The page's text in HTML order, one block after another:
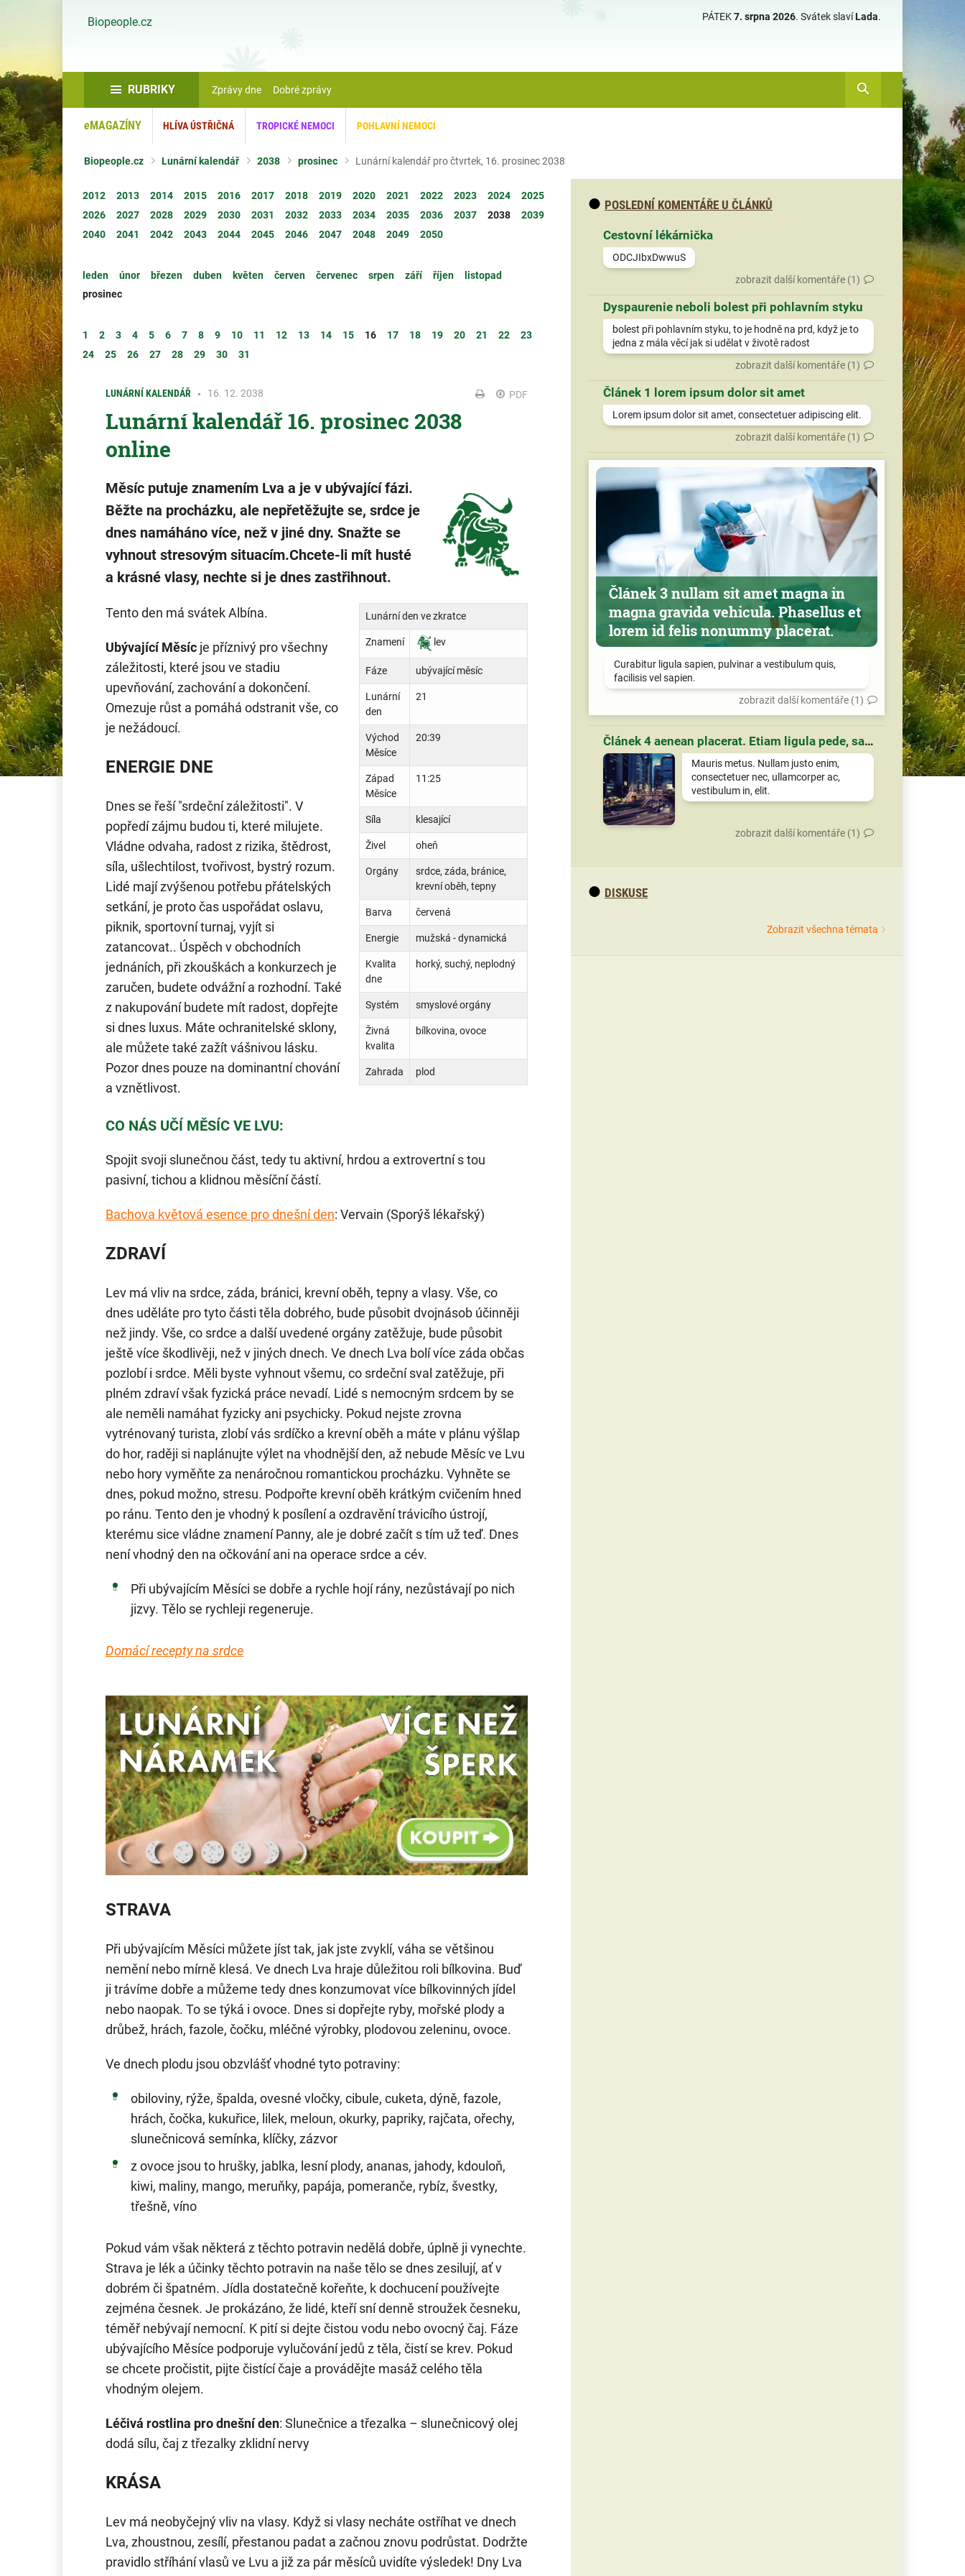
Biopeople.cz PÁTEK7. srpna 2026. Svátek slavíLada.
RUBRIKY Zprávy dne Dobré zprávy
eMAGAZÍNY HLÍVA ÚSTŘIČNÁ TROPICKÉ NEMOCI POHLAVNÍ NEMOCI
Biopeople.cz Lunární kalendář 2038 prosinec Lunární kalendář pro čtvrtek, 16. prosinec 2038
2012 2013 2014 2015 2016 2017 2018 2019 2020 2021 2022 2023 2024
2025
2026
2027 2028 2029 2030 2031 2032 2033 2034 2035 2036 2037 2038
2039
2040
2041 2042 2043 2044 2045 2046 2047 2048 2049 2050
leden únor březen duben květen červen červenec srpen září říjen
listopad
prosinec
1 2 3 4 5 6 7 8 9 10 11 12 13 14 15 16 17 18 19 20 21 22
23
24
25 26 27 28 29 30 31
LUNÁRNÍ KALENDÁŘ 16. 12. 2038 PDF
Lunární kalendář 16. prosinec 2038
online
Měsíc putuje znamením Lva a je v ubývající fázi.
Běžte na procházku, ale nepřetěžujte se, srdce je
dnes namáháno více, než v jiné dny. Snažte se
vyhnout stresovým situacím.Chcete-li mít husté
a krásné vlasy, nechte si je dnes zastřihnout.
Tento den má svátek Albína. Lunární den ve zkratce
Znamení lev
Fáze ubývající měsíc
Lunární
den
21
Východ
Měsíce
20:39
Západ
Měsíce
11:25
Síla klesající
Živel oheň
Orgány
srdce, záda, bránice,
krevní oběh, tepny
Barva červená
Energie mužská - dynamická
Kvalita
dne
horký, suchý, neplodný
Systém smyslové orgány
Živná
kvalita
bílkovina, ovoce
Zahrada plod
Ubývající Měsíc je příznivý pro všechny
záležitosti, které jsou ve stadiu
upevňování, zachování a dokončení.
Omezuje růst a pomáhá odstranit vše, co
je nežádoucí.
ENERGIE DNE
Dnes se řeší "srdeční záležitosti". V
popředí zájmu budou ti, které milujete.
Vládne odvaha, radost z rizika, štědrost,
síla, ušlechtilost, tvořivost, bystrý rozum.
Lidé mají zvýšenou potřebu přátelských
setkání, je proto čas uspořádat oslavu,
piknik, sportovní turnaj, vyjít si
zatancovat.. Úspěch v obchodních
jednáních, při zkouškách a konkurzech je
zaručen, budete odvážní a rozhodní. Také
z nakupování budete mít radost, dopřejte
si dnes luxus. Máte ochranitelské sklony,
ale můžete také zažít vášnivou lásku.
Pozor dnes pouze na dominantní chování
a vznětlivost.
CO NÁS UČÍ MĚSÍC VE LVU:
Spojit svoji slunečnou část, tedy tu aktivní, hrdou a extrovertní s tou
pasivní, tichou a klidnou měsíční částí.
Bachova květová esence pro dnešní den: Vervain (Sporýš lékařský)
ZDRAVÍ
Lev má vliv na srdce, záda, bránici, krevní oběh, tepny a vlasy. Vše, co
dnes uděláte pro tyto části těla dobrého, bude působit dvojnásob účinněji
než jindy. Vše, co srdce a další uvedené orgány zatěžuje, bude působit
ještě více škodlivěji, než v jiných dnech. Ve dnech Lva bolí více záda občas
pozlobí i srdce. Měli byste vyhnout všemu, co srdeční sval zatěžuje, při
plném zdraví však fyzická práce nevadí. Lidé s nemocným srdcem by se
ale neměli namáhat fyzicky ani psychicky. Pokud nejste zrovna
vytrénovaný turista, zlobí vás srdíčko a krevní oběh a máte v plánu výšlap
do hor, raději si naplánujte výlet na vhodnější den, až nebude Měsíc ve Lvu
nebo hory vyměňte za nenáročnou romantickou procházku. Vyhněte se
dnes, pokud možno, stresu. Podpořte krevní oběh krátkým cvičením hned
po ránu. Tento den je vhodný k posílení a ozdravění trávicího ústrojí,
kterému sice vládne znamení Panny, ale je dobré začít s tím už teď. Dnes
není vhodný den na očkování ani na operace srdce a cév.
Při ubývajícím Měsíci se dobře a rychle hojí rány, nezůstávají po nich
jizvy. Tělo se rychleji regeneruje.
Domácí recepty na srdce
STRAVA
Při ubývajícím Měsíci můžete jíst tak, jak jste zvyklí, váha se většinou
nemění nebo mírně klesá. Ve dnech Lva hraje důležitou roli bílkovina. Buď
ji trávíme dobře a můžeme tedy dnes konzumovat více bílkovinných jídel
nebo naopak. To se týká i ovoce. Dnes si dopřejte ryby, mořské plody a
drůbež, hrách, fazole, čočku, mléčné výrobky, plodovou zeleninu, ovoce.
Ve dnech plodu jsou obzvlášť vhodné tyto potraviny:
obiloviny, rýže, špalda, ovesné vločky, cibule, cuketa, dýně, fazole,
hrách, čočka, kukuřice, lilek, meloun, okurky, papriky, rajčata, ořechy,
slunečnicová semínka, klíčky, zázvor
z ovoce jsou to hrušky, jablka, lesní plody, ananas, jahody, kdouloň,
kiwi, maliny, mango, meruňky, papája, pomeranče, rybíz, švestky,
třešně, víno
Pokud vám však některá z těchto potravin nedělá dobře, úplně ji vynechte.
Strava je lék a účinky těchto potravin na naše tělo se dnes zesilují, ať v
dobrém či špatném. Jídla dostatečně kořeňte, k dochucení používejte
zejména česnek. Je prokázáno, že lidé, kteří sní denně stroužek česneku,
téměř nebývají nemocní. K pití si dejte čistou vodu nebo ovocný čaj. Fáze
ubývajícího Měsíce podporuje vylučování jedů z těla, čistí se krev. Pokud
se chcete pročistit, pijte čistící čaje a provádějte masáž celého těla
vhodným olejem.
Léčivá rostlina pro dnešní den: Slunečnice a třezalka – slunečnicový olej
dodá sílu, čaj z třezalky zklidní nervy
KRÁSA
Lev má neobyčejný vliv na vlasy. Když si vlasy necháte ostříhat ve dnech
Lva, zhoustnou, zesílí, přestanou padat a začnou znovu podrůstat. Dodržte
pravidlo stříhání vlasů ve Lvu a již za pár měsíců uvidíte výsledek! Dny Lva
POSLEDNÍ KOMENTÁŘE U ČLÁNKŮ
Cestovní lékárnička
ODCJIbxDwwuS
zobrazit další komentáře (1)
Dyspaurenie neboli bolest při pohlavním styku
bolest při pohlavním styku, to je hodně na prd, když je to
jedna z mála věcí jak si udělat v životě radost
zobrazit další komentáře (1)
Článek 1 lorem ipsum dolor sit amet
Lorem ipsum dolor sit amet, consectetuer adipiscing elit.
zobrazit další komentáře (1)
Článek 3 nullam sit amet magna in
magna gravida vehicula. Phasellus et
lorem id felis nonummy placerat.
Curabitur ligula sapien, pulvinar a vestibulum quis,
facilisis vel sapien.
zobrazit další komentáře (1)
Článek 4 aenean placerat. Etiam ligula pede, sagittis quis, interdum ultricies, scelerisque eu.
Mauris metus. Nullam justo enim,
consectetuer nec, ullamcorper ac,
vestibulum in, elit.
zobrazit další komentáře (1)
DISKUSE
Zobrazit všechna témata